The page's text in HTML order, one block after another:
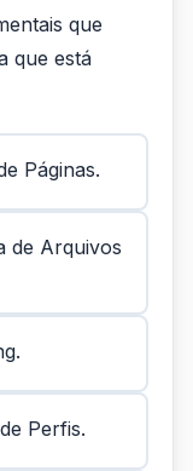
que
que está
Páginas.
de Arquivos
Perfis.